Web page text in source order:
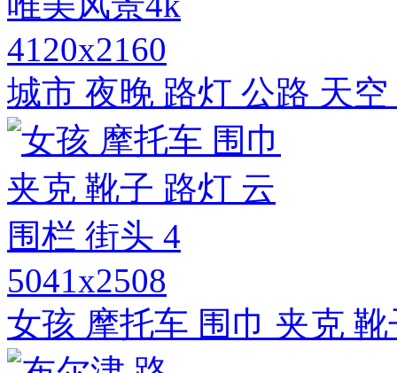
4120x2160
城市 夜晚 路灯 公路 天
5041x2508
女孩 摩托车 围巾 夹克